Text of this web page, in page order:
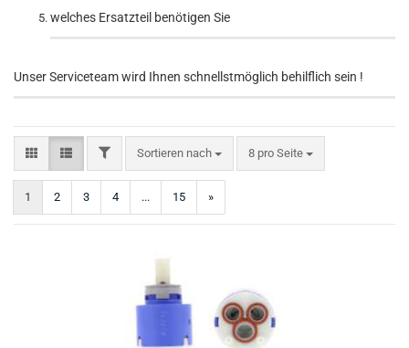
welches Ersatzteil benötigen Sie
Unser Serviceteam wird Ihnen schnellstmöglich behilflich sein !
FILTERSortieren nach
Sortieren nach 8 pro Seite
pro Seite
1 2 3 4 ... 15 »